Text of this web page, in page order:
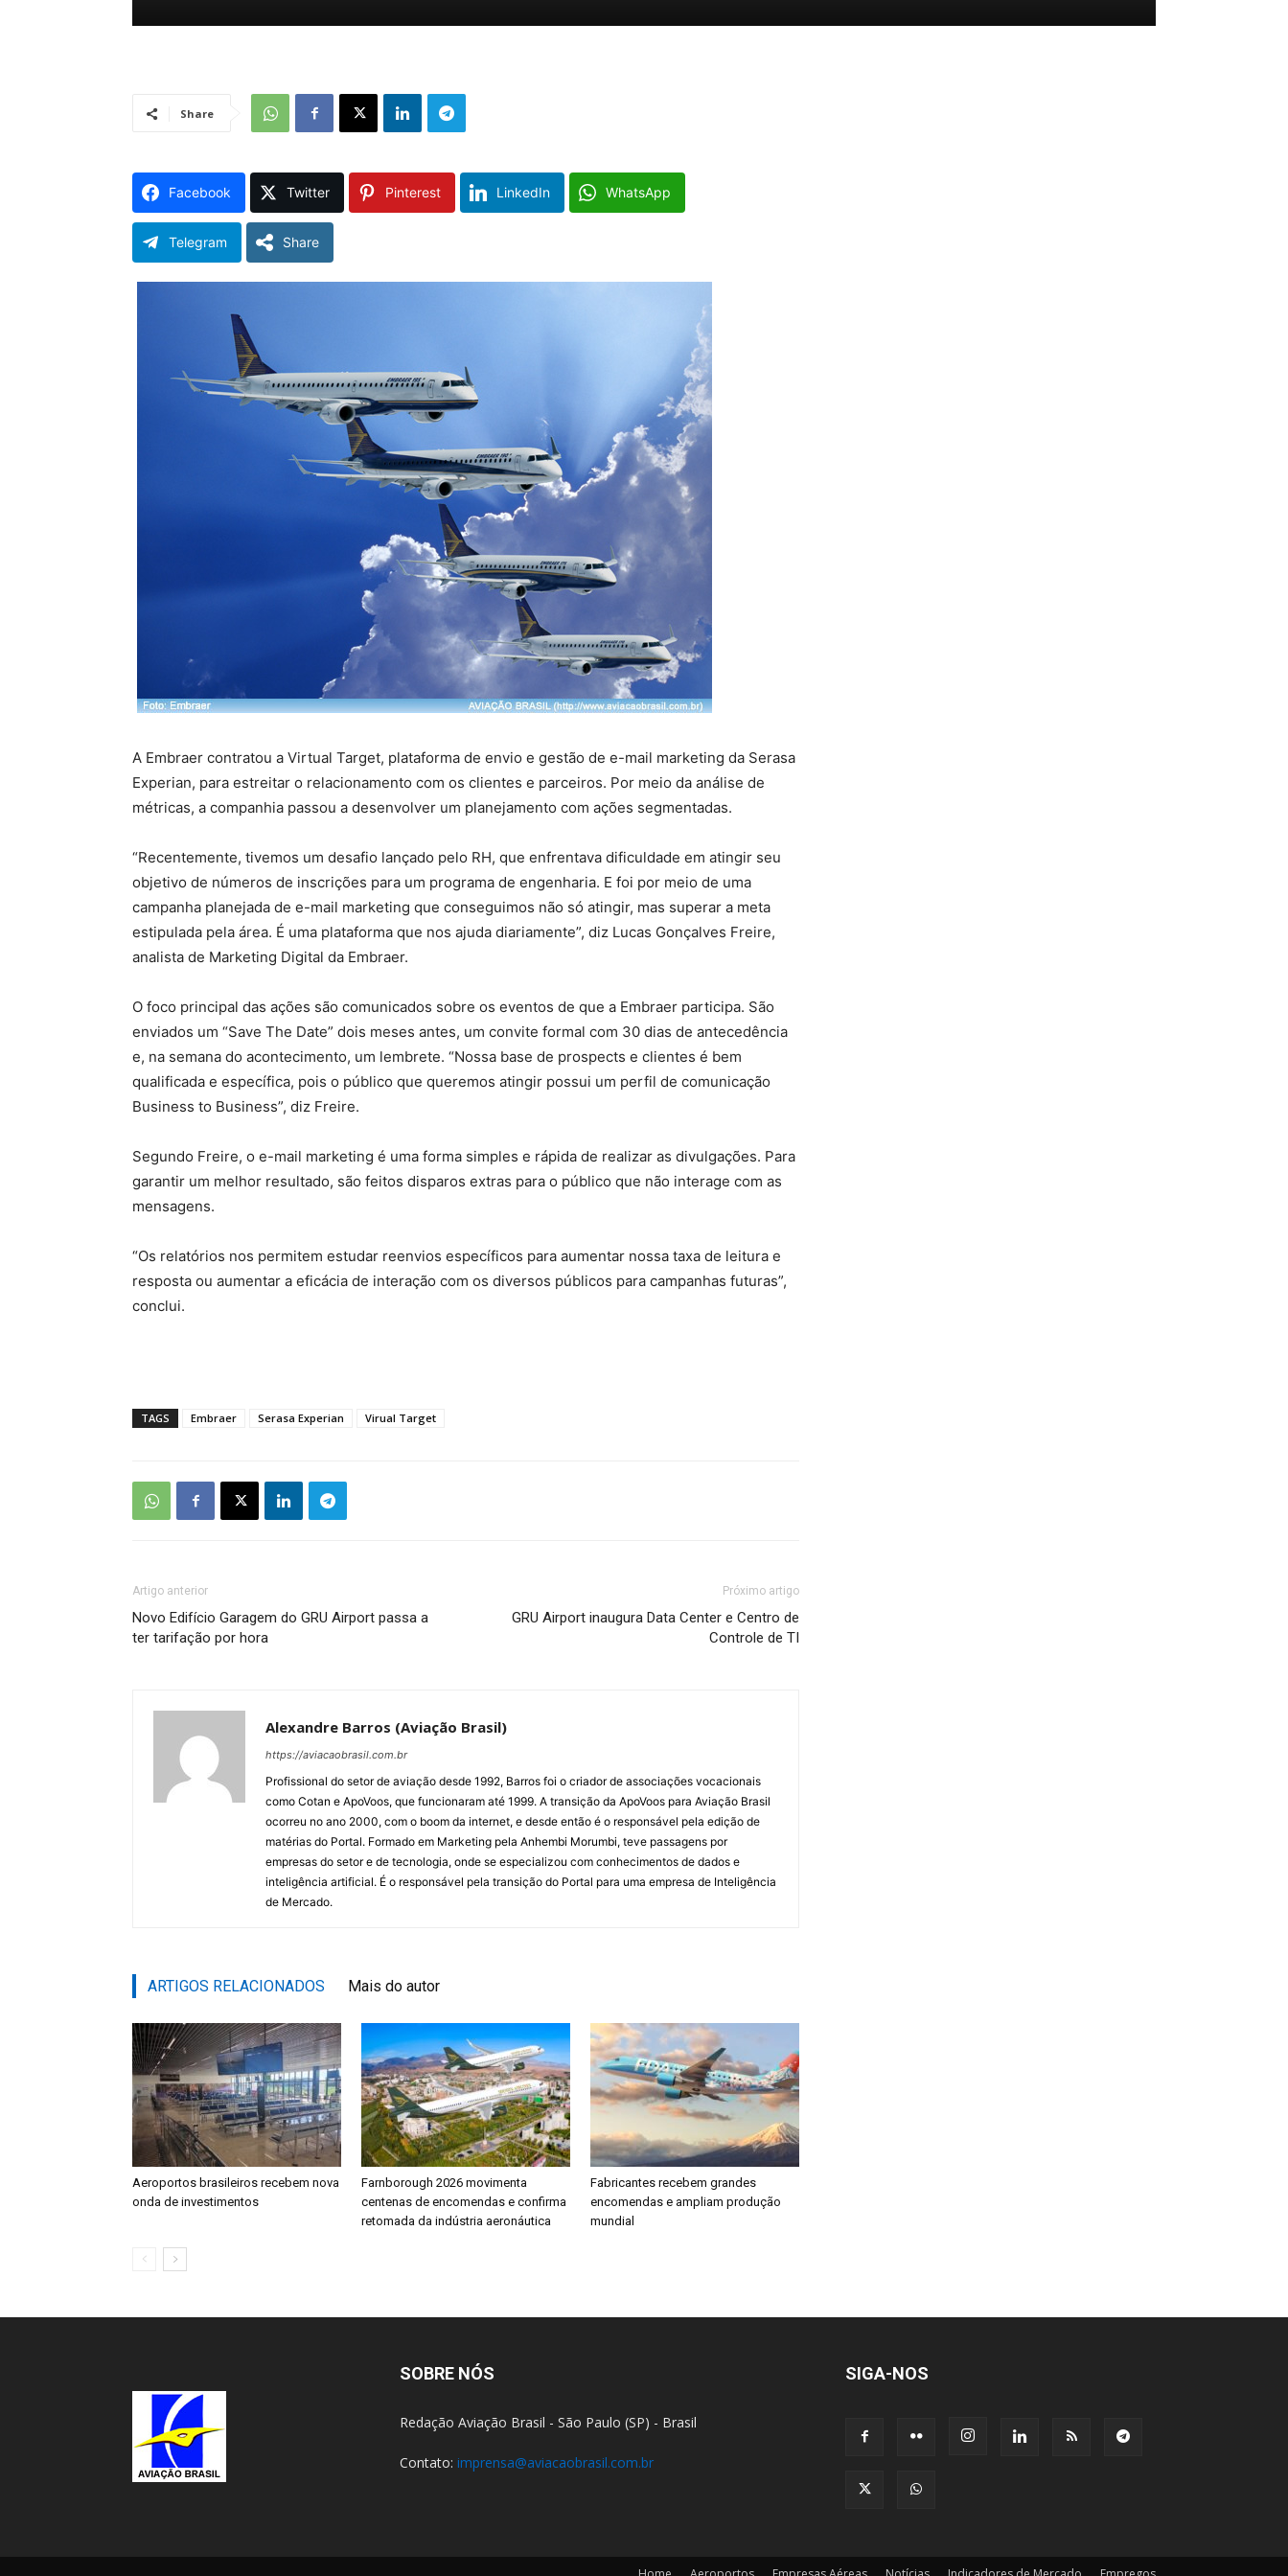
Share
Facebook Twitter Pinterest LinkedIn WhatsApp
Telegram Share
A Embraer contratou a Virtual Target, plataforma de envio e gestão de e-mail marketing da Serasa
Experian, para estreitar o relacionamento com os clientes e parceiros. Por meio da análise de
métricas, a companhia passou a desenvolver um planejamento com ações segmentadas.
“Recentemente, tivemos um desafio lançado pelo RH, que enfrentava dificuldade em atingir seu
objetivo de números de inscrições para um programa de engenharia. E foi por meio de uma
campanha planejada de e-mail marketing que conseguimos não só atingir, mas superar a meta
estipulada pela área. É uma plataforma que nos ajuda diariamente”, diz Lucas Gonçalves Freire,
analista de Marketing Digital da Embraer.
O foco principal das ações são comunicados sobre os eventos de que a Embraer participa. São
enviados um “Save The Date” dois meses antes, um convite formal com 30 dias de antecedência
e, na semana do acontecimento, um lembrete. “Nossa base de prospects e clientes é bem
qualificada e específica, pois o público que queremos atingir possui um perfil de comunicação
Business to Business”, diz Freire.
Segundo Freire, o e-mail marketing é uma forma simples e rápida de realizar as divulgações. Para
garantir um melhor resultado, são feitos disparos extras para o público que não interage com as
mensagens.
“Os relatórios nos permitem estudar reenvios específicos para aumentar nossa taxa de leitura e
resposta ou aumentar a eficácia de interação com os diversos públicos para campanhas futuras”,
conclui.
TAGS Embraer Serasa Experian Virual Target
Artigo anterior
Novo Edifício Garagem do GRU Airport passa a
ter tarifação por hora
Próximo artigo
GRU Airport inaugura Data Center e Centro de
Controle de TI
Alexandre Barros (Aviação Brasil)
https://aviacaobrasil.com.br
Profissional do setor de aviação desde 1992, Barros foi o criador de associações vocacionais
como Cotan e ApoVoos, que funcionaram até 1999. A transição da ApoVoos para Aviação Brasil
ocorreu no ano 2000, com o boom da internet, e desde então é o responsável pela edição de
matérias do Portal. Formado em Marketing pela Anhembi Morumbi, teve passagens por
empresas do setor e de tecnologia, onde se especializou com conhecimentos de dados e
inteligência artificial. É o responsável pela transição do Portal para uma empresa de Inteligência
de Mercado.
ARTIGOS RELACIONADOS Mais do autor
Aeroportos brasileiros recebem nova
onda de investimentos
Farnborough 2026 movimenta
centenas de encomendas e confirma
retomada da indústria aeronáutica
Fabricantes recebem grandes
encomendas e ampliam produção
mundial
SOBRE NÓS
Redação Aviação Brasil - São Paulo (SP) - Brasil
Contato: imprensa@aviacaobrasil.com.br
SIGA-NOS